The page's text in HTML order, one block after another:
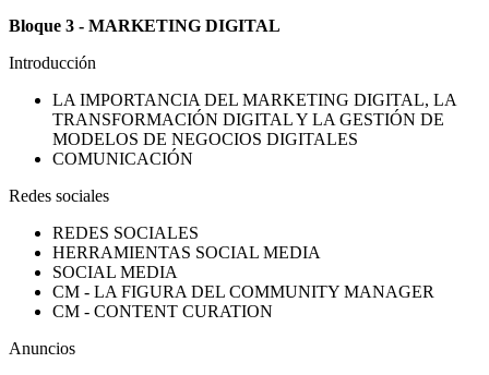
Bloque 3 - MARKETING DIGITAL
Introducción
LA IMPORTANCIA DEL MARKETING DIGITAL, LA
TRANSFORMACIÓN DIGITAL Y LA GESTIÓN DE
MODELOS DE NEGOCIOS DIGITALES
COMUNICACIÓN
Redes sociales
REDES SOCIALES
HERRAMIENTAS SOCIAL MEDIA
SOCIAL MEDIA
CM - LA FIGURA DEL COMMUNITY MANAGER
CM - CONTENT CURATION
Anuncios